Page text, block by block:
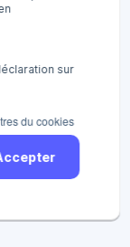
sur
du cookies
telles que
bornes, des
intégrées.